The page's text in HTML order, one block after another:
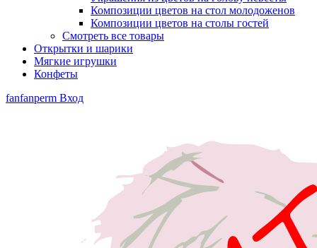
Композиции цветов на стол молодоженов
Композиции цветов на столы гостей
Смотреть все товары
Открытки и шарики
Мягкие игрушки
Конфеты
fanfanperm Вход